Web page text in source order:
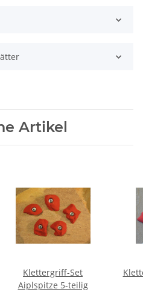
Artikel
Klettergriff-Set
Aiplspitze 5-teilig